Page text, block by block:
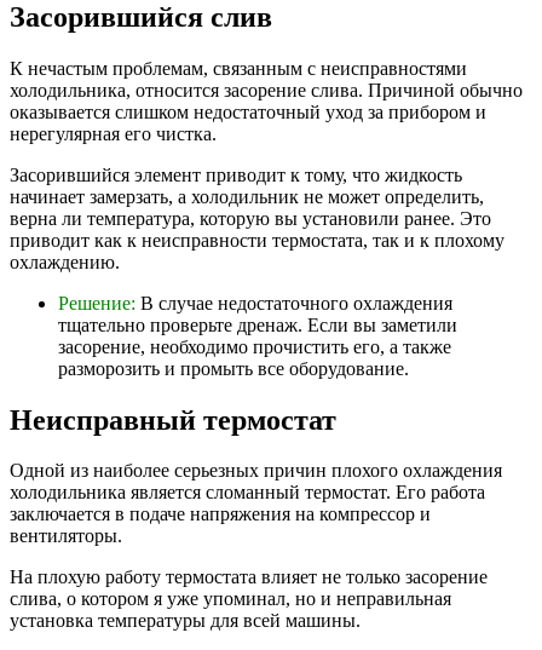
Засорившийся слив
К нечастым проблемам, связанным с неисправностями
холодильника, относится засорение слива. Причиной обычно
оказывается слишком недостаточный уход за прибором и
нерегулярная его чистка.
Засорившийся элемент приводит к тому, что жидкость
начинает замерзать, а холодильник не может определить,
верна ли температура, которую вы установили ранее. Это
приводит как к неисправности термостата, так и к плохому
охлаждению.
Решение: В случае недостаточного охлаждения
тщательно проверьте дренаж. Если вы заметили
засорение, необходимо прочистить его, а также
разморозить и промыть все оборудование.
Неисправный термостат
Одной из наиболее серьезных причин плохого охлаждения
холодильника является сломанный термостат. Его работа
заключается в подаче напряжения на компрессор и
вентиляторы.
На плохую работу термостата влияет не только засорение
слива, о котором я уже упоминал, но и неправильная
установка температуры для всей машины.